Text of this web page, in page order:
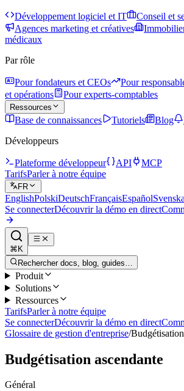
Développement logiciel et IT
Conseil et
Agences marketing et créatives
médicaux
Par rôle
Pour fondateurs et CEOs Pour
et opérations
Pour experts-comptables
Ressources
Base de connaissances Tutoriels Blog
Développeurs
Plateforme développeur API
MCP
TarifsParler à notre équipe
FR
EnglishPolskiDeutschFrançaisEspañolSvenska
Se connecterDécouvrir la démo en direct
⌘K
Rechercher docs, blog, guides…
Produit
Solutions
Ressources
TarifsParler à notre équipe
Se connecterDécouvrir la démo en direct
Glossaire de gestion d'entreprise/
Budgétisation ascendante
Général